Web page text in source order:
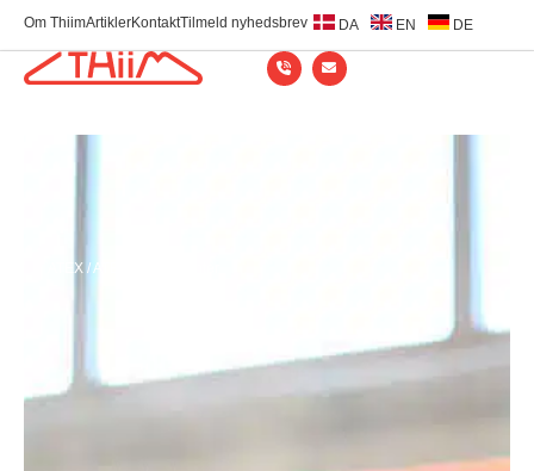
Om ThiimArtiklerKontaktTilmeld nyhedsbrev DA EN DE
ATEX /ATEX-komponenter ​